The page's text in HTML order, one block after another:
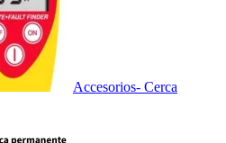
Accesorios- Cerca